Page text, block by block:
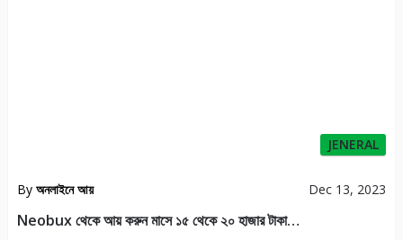
JENERAL
By অনলাইনে আয় Dec 13, 2023
Neobux থেকে আয় করুন মাসে ১৫ থেকে ২০ হাজার টাকা…